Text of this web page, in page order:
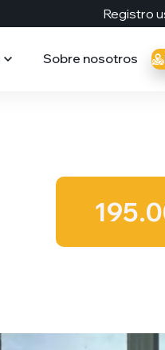
Registro
Sobre nosotros